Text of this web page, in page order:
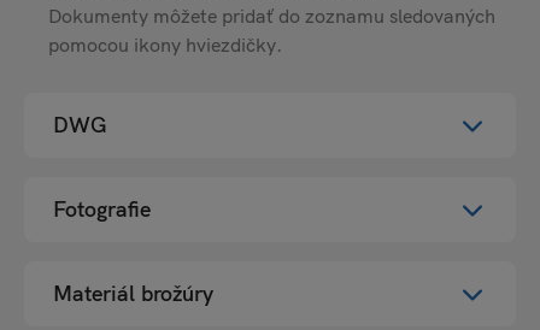
Dokumenty môžete pridať do zoznamu sledovaných
pomocou ikony hviezdičky.
DWG
Fotografie
Materiál brožúry